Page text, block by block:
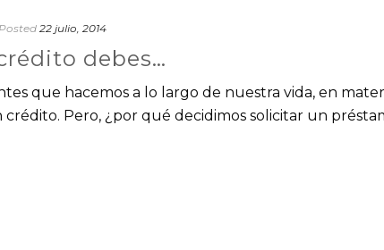
Posted 22 julio, 2014
debes…
que hacemos a lo largo de nuestra vida, en
crédito. Pero, ¿por qué decidimos solicitar un